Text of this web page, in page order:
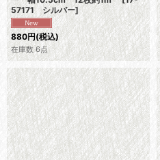
57171 シルバー]
880円(税込)
在庫数 6点